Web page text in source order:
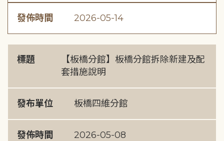
發佈時間 2026-05-14
標題
【板橋分館】板橋分館拆除新建及配
套措施說明
發布單位 板橋四維分館
發佈時間 2026-05-08